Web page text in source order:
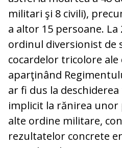
militari şi 8 civili),
a altor 15 persoane. La
ordinul diversionist de
cocardelor tricolore
aparţinând
ar fi dus la
implicit la rănirea unor
alte ordine militare,
rezultatelor concrete